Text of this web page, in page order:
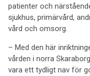
patienter och
sjukhus, primärvård,
vård och omsorg.
– Med den här
vården i norra
vara ett tydligt nav för